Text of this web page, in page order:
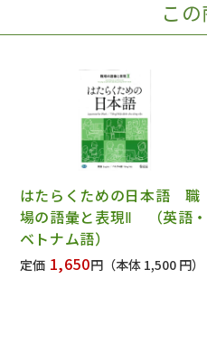
こ
はたらくための日本語 職
場の語彙と表現Ⅱ （英語・
ベトナム語）
定価 1,650円 （本体 1,500 円）